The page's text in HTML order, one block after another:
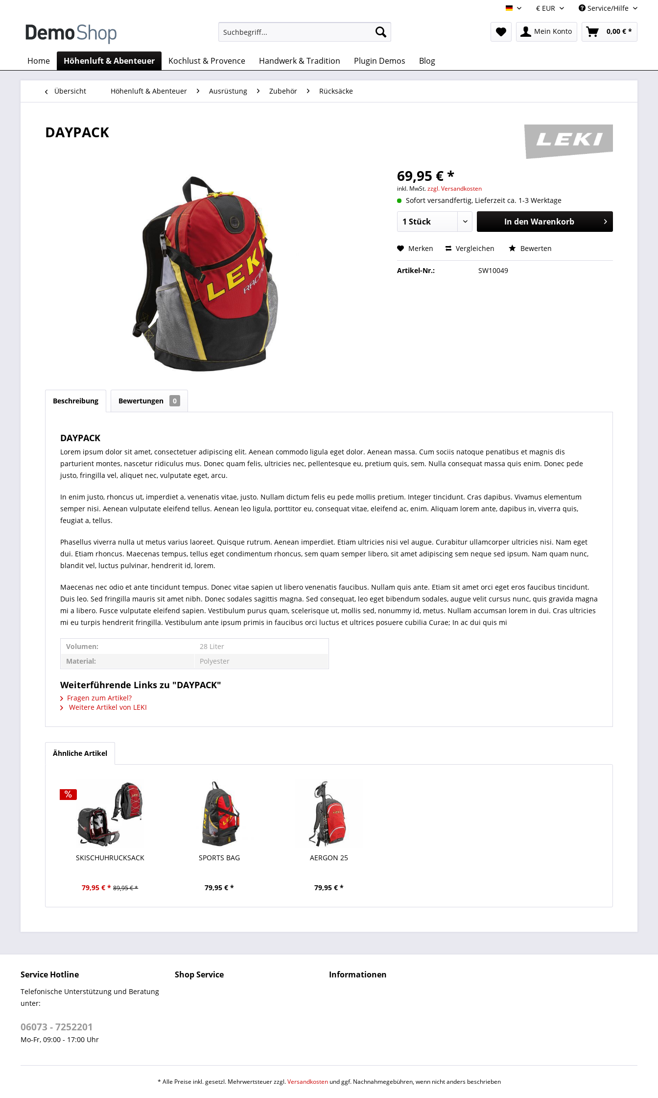
DE Service/Hilfe
Mein Konto 0,00 € *
Home Höhenluft & Abenteuer Kochlust & Provence Handwerk & Tradition Plugin Demos Blog
Übersicht Höhenluft & Abenteuer Ausrüstung Zubehör Rücksäcke
DAYPACK
69,95 € *
inkl. MwSt.zzgl. Versandkosten
Sofort versandfertig, Lieferzeit ca. 1-3 Werktage
In den Warenkorb
Vergleichen
Merken Bewerten
Artikel-Nr.: SW10049
Beschreibung Bewertungen 0
DAYPACK
Lorem ipsum dolor sit amet, consectetuer adipiscing elit. Aenean commodo ligula eget dolor. Aenean massa. Cum sociis natoque penatibus et magnis dis
parturient montes, nascetur ridiculus mus. Donec quam felis, ultricies nec, pellentesque eu, pretium quis, sem. Nulla consequat massa quis enim. Donec pede
justo, fringilla vel, aliquet nec, vulputate eget, arcu.
In enim justo, rhoncus ut, imperdiet a, venenatis vitae, justo. Nullam dictum felis eu pede mollis pretium. Integer tincidunt. Cras dapibus. Vivamus elementum
semper nisi. Aenean vulputate eleifend tellus. Aenean leo ligula, porttitor eu, consequat vitae, eleifend ac, enim. Aliquam lorem ante, dapibus in, viverra quis,
feugiat a, tellus.
Phasellus viverra nulla ut metus varius laoreet. Quisque rutrum. Aenean imperdiet. Etiam ultricies nisi vel augue. Curabitur ullamcorper ultricies nisi. Nam eget
dui. Etiam rhoncus. Maecenas tempus, tellus eget condimentum rhoncus, sem quam semper libero, sit amet adipiscing sem neque sed ipsum. Nam quam nunc,
blandit vel, luctus pulvinar, hendrerit id, lorem.
Maecenas nec odio et ante tincidunt tempus. Donec vitae sapien ut libero venenatis faucibus. Nullam quis ante. Etiam sit amet orci eget eros faucibus tincidunt.
Duis leo. Sed fringilla mauris sit amet nibh. Donec sodales sagittis magna. Sed consequat, leo eget bibendum sodales, augue velit cursus nunc, quis gravida magna
mi a libero. Fusce vulputate eleifend sapien. Vestibulum purus quam, scelerisque ut, mollis sed, nonummy id, metus. Nullam accumsan lorem in dui. Cras ultricies
mi eu turpis hendrerit fringilla. Vestibulum ante ipsum primis in faucibus orci luctus et ultrices posuere cubilia Curae; In ac dui quis mi
Volumen:
28 Liter
Material:
Polyester
Weiterführende Links zu "DAYPACK"
Fragen zum Artikel?
Weitere Artikel von LEKI
Ähnliche Artikel
SKISCHUHRUCKSACK
79,95 € * 89,95 € *
SPORTS BAG
79,95 € *
AERGON 25
79,95 € *
Service Hotline
Telefonische Unterstützung und Beratung
unter:
06073 - 7252201
Mo-Fr, 09:00 - 17:00 Uhr
Shop Service Informationen
* Alle Preise inkl. gesetzl. Mehrwertsteuer zzgl.Versandkostenund ggf. Nachnahmegebühren, wenn nicht anders beschrieben